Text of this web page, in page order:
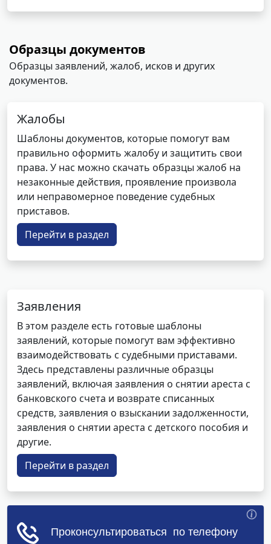
Образцы документов
Образцы заявлений, жалоб, исков и других
документов.
Жалобы
Шаблоны документов, которые помогут вам
правильно оформить жалобу и защитить свои
права. У нас можно скачать образцы жалоб на
незаконные действия, проявление произвола
или неправомерное поведение судебных
приставов.
Перейти в раздел
Заявления
В этом разделе есть готовые шаблоны
заявлений, которые помогут вам эффективно
взаимодействовать с судебными приставами.
Здесь представлены различные образцы
заявлений, включая заявления о снятии ареста с
банковского счета и возврате списанных
средств, заявления о взыскании задолженности,
заявления о снятии ареста с детского пособия и
другие.
Перейти в раздел